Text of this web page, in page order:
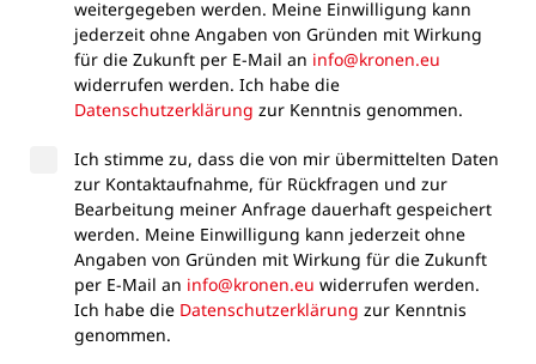
weitergegeben werden. Meine Einwilligung kann
jederzeit ohne Angaben von Gründen mit Wirkung
für die Zukunft per E-Mail an info@kronen.eu
widerrufen werden. Ich habe die
Datenschutzerklärung zur Kenntnis genommen.
Ich stimme zu, dass die von mir übermittelten Daten
zur Kontaktaufnahme, für Rückfragen und zur
Bearbeitung meiner Anfrage dauerhaft gespeichert
werden. Meine Einwilligung kann jederzeit ohne
Angaben von Gründen mit Wirkung für die Zukunft
per E-Mail an info@kronen.eu widerrufen werden.
Ich habe die Datenschutzerklärung zur Kenntnis
genommen.